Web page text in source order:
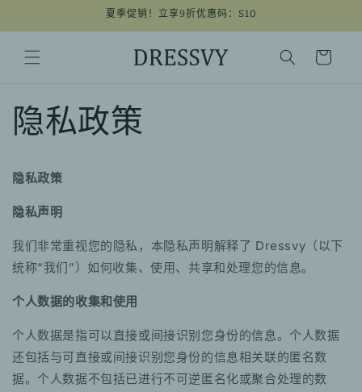
夏季促销！立享9折优惠码：S10
物
隐私政策
隐私政策
隐私声明
我们非常重视您的隐私，本隐私声明解释了 Dressvy（以下
统称“我们”）如何收集、使用、共享和处理您的信息。
个人数据的收集和使用
个人数据是指可以直接或间接识别您身份的信息。个人数据
还包括与可直接或间接识别您身份的信息相关联的匿名数
据。个人数据不包括已进行不可逆匿名化或聚合处理的数